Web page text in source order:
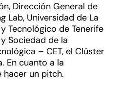
Dirección General de
Lab, Universidad de La
Tecnológico de Tenerife
Sociedad de la
– CET, el Clúster
En cuanto a la
hacer un pitch.